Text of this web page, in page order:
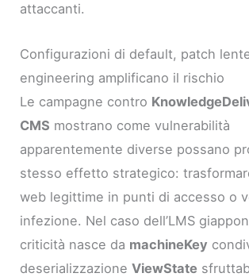
attaccanti.
Configurazioni di default, patch
engineering amplificano il rischio
Le campagne contro
CMS mostrano come vulnerabilità
apparentemente diverse possano
stesso effetto strategico:
web legittime in punti di accesso o
infezione. Nel caso dell’LMS
criticità nasce da machineKey
deserializzazioneViewState